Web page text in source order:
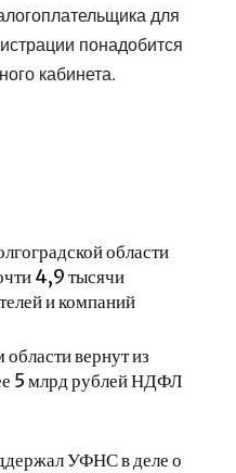
для
понадобится
кабинета.
области
4,9 тысячи
и компаний
вернут из
5 млрд рублей НДФЛ
УФНС в деле о